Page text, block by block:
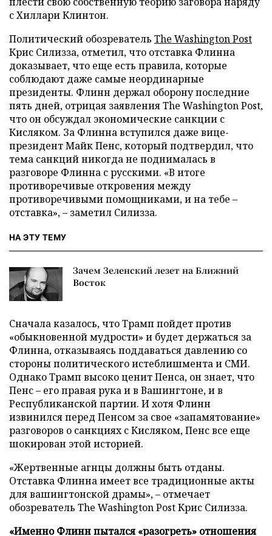
с Хиллари Клинтон.
Политический обозреватель The Washington Post
Крис Силизза, отметил, что отставка Флинна
доказывает, что еще есть правила, которые
соблюдают даже самые неординарные
президенты. Флинн держал оборону последние
пять дней, отрицая заявления The Washington Post,
что он обсуждал экономические санкции с
Кисляком. За Флинна вступился даже вице-
президент Майк Пенс, который подтвердил, что
тема санкций никогда не поднималась в
разговоре Флинна с русскими. «В итоге
противоречивые откровения между
противоречивыми помощниками, и на тебе –
отставка», – заметил Силизза.
НА ЭТУ ТЕМУ
Зачем Зеленский лезет на Ближний
Восток
Сначала казалось, что Трамп пойдет против
«обыкновенной мудрости» и будет держаться за
Флинна, отказываясь поддаваться давлению со
стороны политического истеблишмента и СМИ.
Однако Трамп высоко ценит Пенса, он знает, что
Пенс – его правая рука и в Вашингтоне, и в
Республиканской партии. И хотя Флинн
извинился перед Пенсом за свое «запамятование»
разговоров о санкциях с Кисляком, Пенс все еще
шокирован этой историей.
«Жертвенные агнцы должны быть отданы.
Отставка Флинна имеет все традиционные акты
для вашингтонской драмы», – отмечает
обозреватель The Washington Post Крис Силизза.
«Именно Флинн пытался «разогреть» отношения